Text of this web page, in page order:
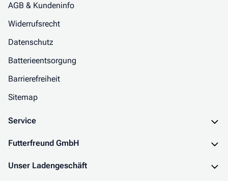
AGB & Kundeninfo
Widerrufsrecht
Datenschutz
Batterieentsorgung
Barrierefreiheit
Sitemap
Service
Futterfreund GmbH
Unser Ladengeschäft